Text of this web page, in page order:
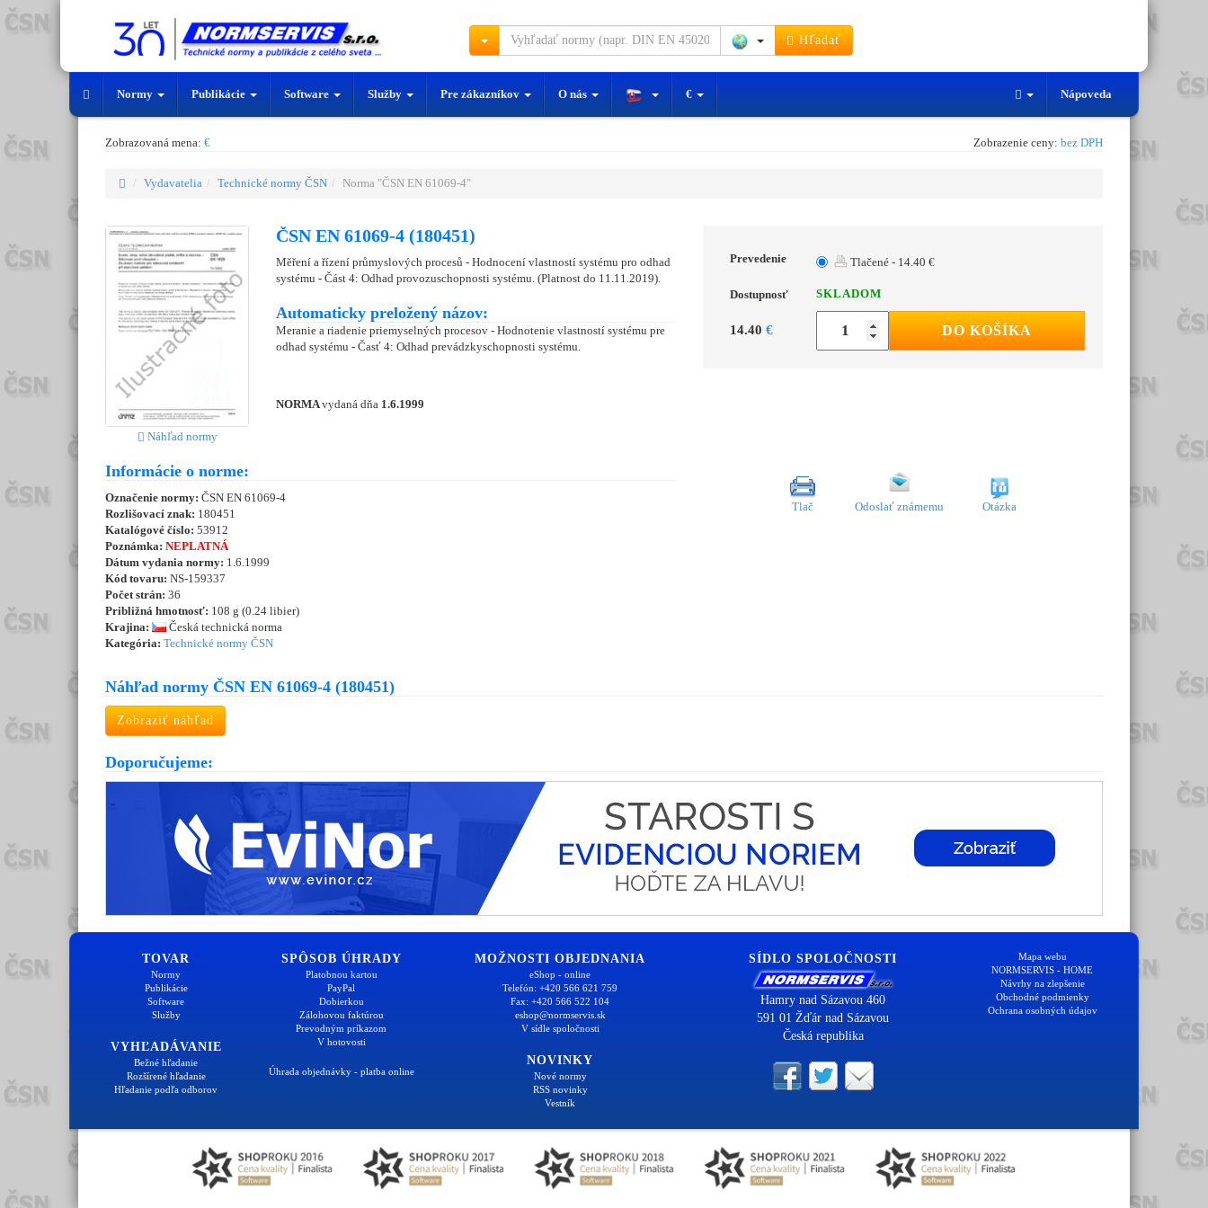
Hľadať
Normy Publikácie Software Služby Pre zákazníkov O nás € Nápoveda
Zobrazovaná mena: € Zobrazenie ceny: bez DPH
Vydavatelia Technické normy ČSN Norma "ČSN EN 61069-4"
Náhľad normy
ČSN EN 61069-4 (180451)
Měření a řízení průmyslových procesů - Hodnocení vlastností systému pro odhad
systému - Část 4: Odhad provozuschopnosti systému. (Platnost do 11.11.2019).
Automaticky preložený názov:
Meranie a riadenie priemyselných procesov - Hodnotenie vlastností systému pre
odhad systému - Časť 4: Odhad prevádzkyschopnosti systému.
NORMAvydaná dňa 1.6.1999
Prevedenie Tlačené - 14.40 €
Dostupnosť SKLADOM
14.40 € DO KOŠÍKA
Informácie o norme:
Označenie normy: ČSN EN 61069-4
Rozlišovací znak: 180451
Katalógové číslo: 53912
Poznámka: NEPLATNÁ
Dátum vydania normy: 1.6.1999
Kód tovaru: NS-159337
Počet strán: 36
Približná hmotnosť: 108 g (0.24 libier)
Krajina:
Česká technická norma
Kategória: Technické normy ČSN
Tlač Odoslať známemu Otázka
Náhľad normy ČSN EN 61069-4 (180451)
Zobraziť náhľad
Doporučujeme:
TOVAR
Normy
Publikácie
Software
Služby
VYHĽADÁVANIE
Bežné hľadanie
Rozšírené hľadanie
Hľadanie podľa odborov
SPÔSOB ÚHRADY
Platobnou kartou
PayPal
Dobierkou
Zálohovou faktúrou
Prevodným príkazom
V hotovosti
Úhrada objednávky - platba online
MOŽNOSTI OBJEDNANIA
eShop - online
Telefón: +420 566 621 759
Fax: +420 566 522 104
eshop@normservis.sk
V sídle spoločnosti
NOVINKY
Nové normy
RSS novinky
Vestník
SÍDLO SPOLOČNOSTI
Hamry nad Sázavou 460
591 01 Žďár nad Sázavou
Česká republika
Mapa webu
NORMSERVIS - HOME
Návrhy na zlepšenie
Obchodné podmienky
Ochrana osobných údajov